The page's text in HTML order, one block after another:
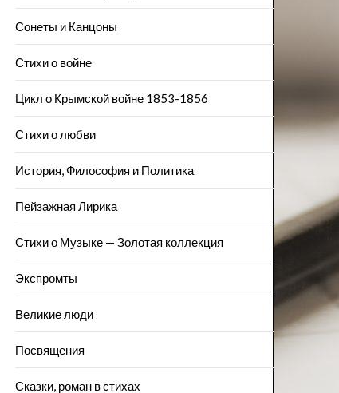
Сонеты и Канцоны
Стихи о войне
Цикл о Крымской войне 1853-1856
Стихи о любви
История, Философия и Политика
Пейзажна​я Лирика
Стихи о Музыке — Золотая коллекция
Экспромты
Великие люди
Посвящения
Сказки, роман в стихах